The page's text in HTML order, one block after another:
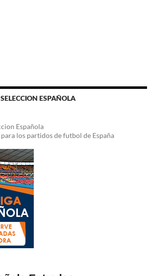
ESPAÑOLA
Española
los partidos de futbol de España